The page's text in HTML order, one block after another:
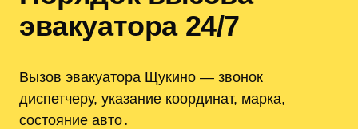
эвакуатора 24/7
Вызов эвакуатора Щукино — звонок
диспетчеру, указание координат, марка,
состояние авто․